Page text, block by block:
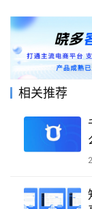
相关推荐